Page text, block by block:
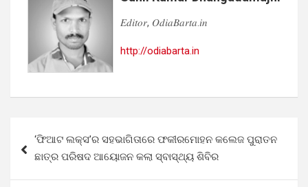
𝐸𝑑𝑖𝑡𝑜𝑟, 𝑂𝑑𝑖𝑎𝐵𝑎𝑟𝑡𝑎.𝑖𝑛
http://odiabarta.in
navigation
‘ଫିଆଟ ଲକ୍ସ’ର ସହଭାଗିତାରେ ଫକୀରମୋହନ କଲେଜ ପୁରାତନ
ଛାତ୍ର ପରିଷଦ ଆୟୋଜନ କଲା ସ୍ବାସ୍ଥ୍ୟ ଶିବିର